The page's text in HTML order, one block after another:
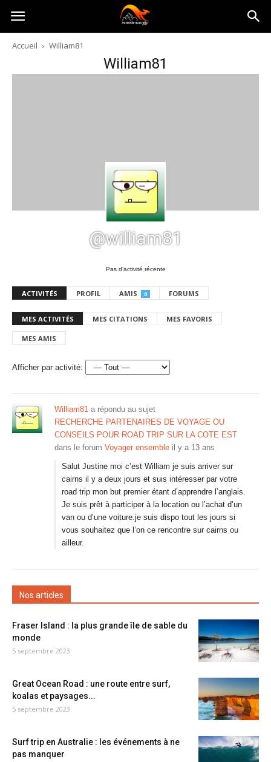
Australia-
australie.com
Accueil William81
William81
@william81
Pas d’activité récente
ACTIVITÉS PROFIL AMIS 0 FORUMS
MES ACTIVITÉS MES CITATIONS MES FAVORIS
MES AMIS
Afficher par activité:
William81 a répondu au sujet
RECHERCHE PARTENAIRES DE VOYAGE OU
CONSEILS POUR ROAD TRIP SUR LA COTE EST
dans le forum Voyager ensemble il y a 13 ans
Salut Justine moi c’est William je suis arriver sur
cairns il y a deux jours et suis intéresser par votre
road trip mon but premier étant d’apprendre l’anglais.
Je suis prêt à participer à la location ou l’achat d’un
van ou d’une voiture.je suis dispo tout les jours si
vous souhaitez que l’on ce rencontre sur cairns ou
ailleur.
Nos articles
Fraser Island : la plus grande île de sable du
monde
5 septembre 2023
Great Ocean Road : une route entre surf,
koalas et paysages...
5 septembre 2023
Surf trip en Australie : les événements à ne
pas manquer